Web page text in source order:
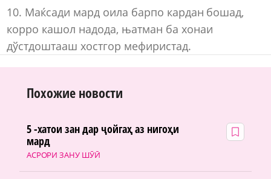
10. Маќсади мард оила барпо кардан бошад,
корро кашол надода, њатман ба хонаи
дўстдоштааш хостгор мефиристад.
Похожие новости
АСРОРИ ЗАНУ ШӮӢ
5 -хатои зан дар ҷойгаҳ аз нигоҳи
мард